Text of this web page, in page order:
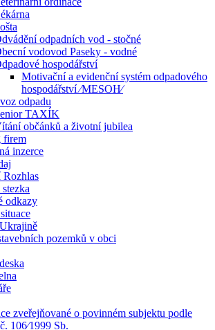
odpadních vod - stočné
vodovod Paseky - vodné
hospodářství
Motivační a evidenční systém odpadového
hospodářství ⁄MESOH⁄
odpadu
TAXÍK
občánků a životní jubilea
firem
inzerce
odkazy
pozemků v obci
zveřejňované o povinném subjektu podle
106⁄1999 Sb.